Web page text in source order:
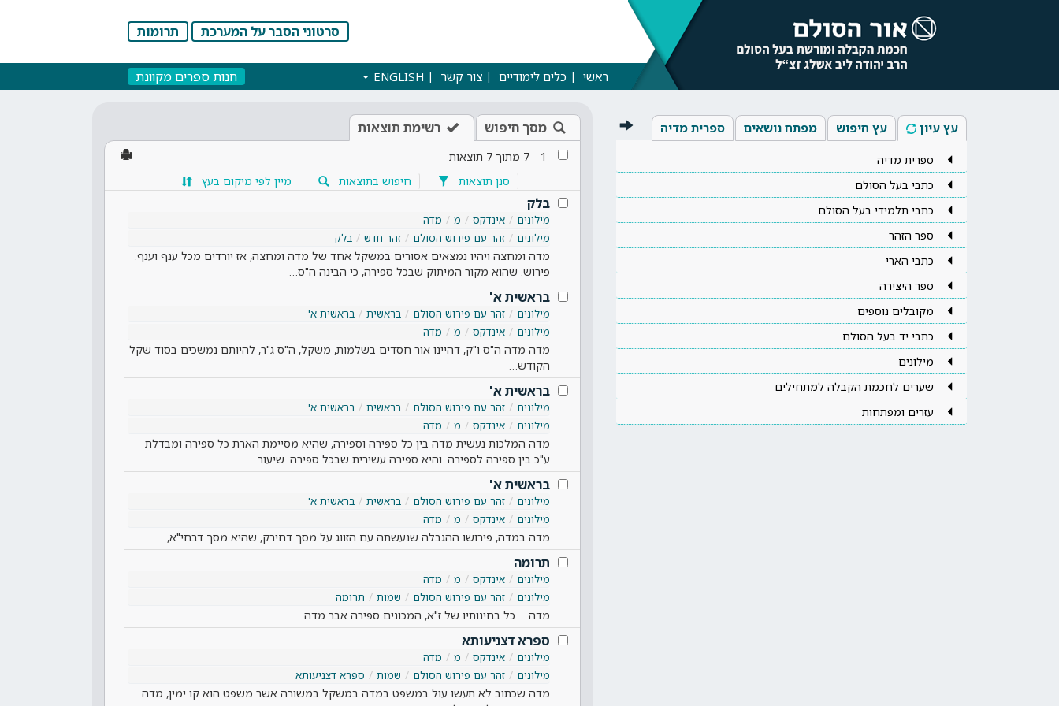
סרטוני הסבר על המערכת תרומות
ראשי כלים לימודיים צור קשר ENGLISH חנות ספרים מקוונת
עץ עיון עץ חיפוש מפתח נושאים ספרית מדיה
ספרית מדיה
כתבי בעל הסולם
כתבי תלמידי בעל הסולם
ספר הזהר
כתבי הארי
ספר היצירה
מקובלים נוספים
כתבי יד בעל הסולם
מילונים
שערים לחכמת הקבלה למתחילים
עזרים ומפתחות
מסך חיפוש רשימת תוצאות
1
-
7 מתוך 7 תוצאות
סנן תוצאות
חיפוש בתוצאות מיין לפי מיקום בעץ
בלק
מילונים אינדקס מ
מדה
מילונים
זהר עם פירוש הסולם זהר חדש בלק
מדה ומחצה ויהיו נמצאים אסורים במשקל אחד של מדה ומחצה, אז יורדים מכל ענף וענף.
פירוש. שהוא מקור המיתוק שבכל ספירה, כי הבינה ה"ס…
בראשית א'
מילונים זהר עם פירוש הסולם בראשית
בראשית א'
מילונים
אינדקס מ מדה
מדה מדה ה"ס ו"ק, דהיינו אור חסדים בשלמות, משקל, ה"ס ג"ר, להיותם נמשכים בסוד שקל
הקודש…
בראשית א'
מילונים זהר עם פירוש הסולם בראשית
בראשית א'
מילונים
אינדקס מ מדה
מדה המלכות נעשית מדה בין כל ספירה וספירה, שהיא מסיימת הארת כל ספירה ומבדלת
ע"כ בין ספירה לספירה. והיא ספירה עשירית שבכל ספירה. שיעור…
בראשית א'
מילונים זהר עם פירוש הסולם בראשית
בראשית א'
מילונים
אינדקס מ מדה
מדה במדה, פירושו ההגבלה שנעשתה עם הזווג על מסך דחירק, שהיא מסך דבחי"א,…
תרומה
מילונים אינדקס מ
מדה
מילונים
זהר עם פירוש הסולם שמות תרומה
מדה ... כל בחינותיו של ז"א, המכונים ספירה אבר מדה.…
ספרא דצניעותא
מילונים אינדקס מ
מדה
מילונים
זהר עם פירוש הסולם שמות ספרא דצניעותא
מדה שכתוב לא תעשו עול במשפט במדה במשקל במשורה אשר משפט הוא קו ימין, מדה